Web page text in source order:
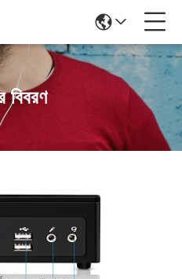
বিবরণ